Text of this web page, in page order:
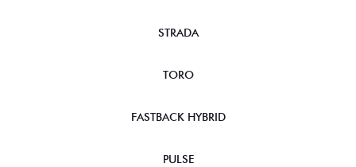
STRADA
TORO
FASTBACK HYBRID
PULSE